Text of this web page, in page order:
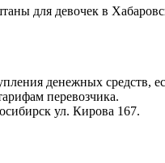
для девочек в
денежных
перевозчика.
ул. Кирова 167.